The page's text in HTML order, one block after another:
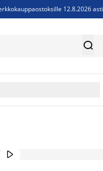
12.8.2026 asti
Säästä jopa 60% 
